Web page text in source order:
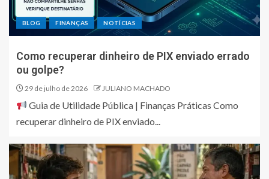
BLOG FINANÇAS NOTÍCIAS
Como recuperar dinheiro de PIX enviado errado
ou golpe?
29 de julho de 2026 JULIANO MACHADO
Guia de Utilidade Pública | Finanças Práticas Como
recuperar dinheiro de PIX enviado...